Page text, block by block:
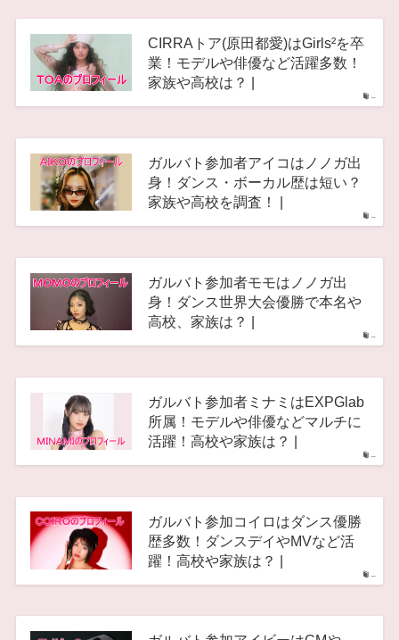
–
CIRRAトア(原田都愛)はGirls²を卒
業！モデルや俳優など活躍多数！
家族や高校は？ |
–
ガルバト参加者アイコはノノガ出
身！ダンス・ボーカル歴は短い？
家族や高校を調査！ |
–
ガルバト参加者モモはノノガ出
身！ダンス世界大会優勝で本名や
高校、家族は？ |
–
ガルバト参加者ミナミはEXPGlab
所属！モデルや俳優などマルチに
活躍！高校や家族は？ |
–
ガルバト参加コイロはダンス優勝
歴多数！ダンスデイやMVなど活
躍！高校や家族は？ |